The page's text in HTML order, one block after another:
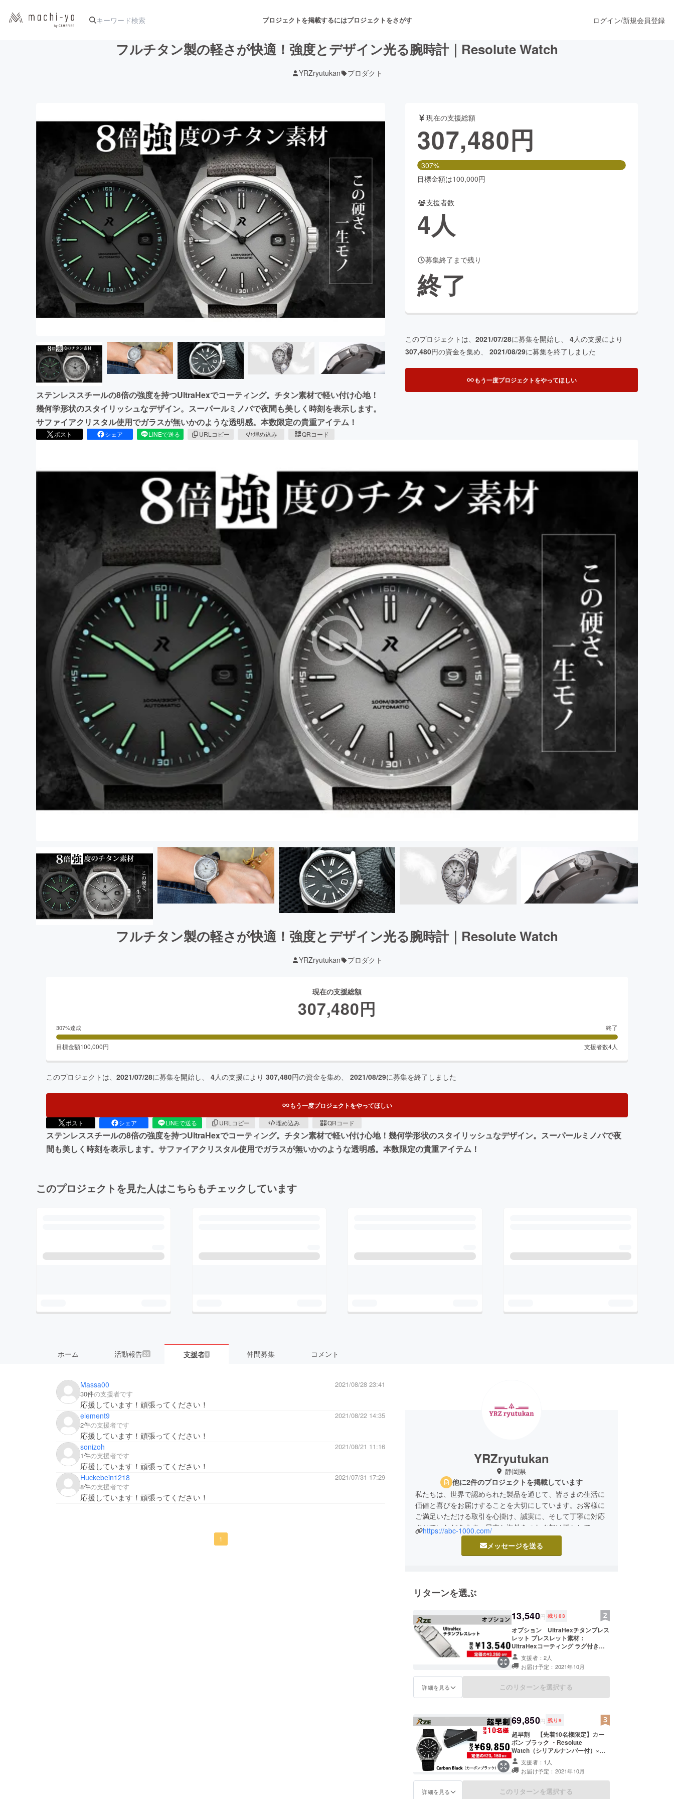
プロジェクトを掲載するにはプロジェクトをさがす
アート・写真 音楽 舞台・パフォーマンス
テクノロジー・ガジェット ゲーム・サービス開発 ファッション
映像・映画 書籍・雑誌出版
ビジネス・起業 チャレンジ ビューティー・ヘルスケア
まちづくり・地域活性化
CAMPFIRE for Social Good
CAMPFIREふるさと納税
machi-ya
ログイン/新規会員登録
フルチタン製の軽さが快適！強度とデザイン光る腕時計｜Resolute Watch
YRZryutukan プロダクト
ステンレススチールの8倍の強度を持つUltraHexでコーティング。チタン素材で軽い付け心地！
幾何学形状のスタイリッシュなデザイン。スーパールミノバで夜間も美しく時刻を表示します。
サファイアクリスタル使用でガラスが無いかのような透明感。本数限定の貴重アイテム！
ポスト シェア LINEで送る URLコピー 埋め込み QRコード
現在の支援総額
307,480円
307%
目標金額は100,000円
支援者数
4人
募集終了まで残り
終了
このプロジェクトは、 2021/07/28に募集を開始し、 4人の支援により
307,480円の資金を集め、 2021/08/29に募集を終了しました
もう一度プロジェクトをやってほしい
フルチタン製の軽さが快適！強度とデザイン光る腕時計｜Resolute Watch
YRZryutukan プロダクト
現在の支援総額
307,480円
307%達成 終了
目標金額100,000円 支援者数4人
このプロジェクトは、 2021/07/28に募集を開始し、 4人の支援により 307,480円の資金を集め、 2021/08/29に募集を終了しました
もう一度プロジェクトをやってほしい
ポスト シェア LINEで送る URLコピー 埋め込み QRコード
ステンレススチールの8倍の強度を持つUltraHexでコーティング。チタン素材で軽い付け心地！幾何学形状のスタイリッシュなデザイン。スーパールミノバで夜
間も美しく時刻を表示します。サファイアクリスタル使用でガラスが無いかのような透明感。本数限定の貴重アイテム！
このプロジェクトを見た人はこちらもチェックしています
ホーム 活動報告26 支援者4 仲間募集 コメント
Massa00
2021/08/28 23:41
30件の支援者です
応援しています！頑張ってください！
element9
2021/08/22 14:35
2件の支援者です
応援しています！頑張ってください！
sonizoh
2021/08/21 11:16
1件の支援者です
応援しています！頑張ってください！
Huckebein1218
2021/07/31 17:29
8件の支援者です
応援しています！頑張ってください！
1
YRZryutukan
静岡県
他に2件のプロジェクトを掲載しています
私たちは、世界で認められた製品を通じて、皆さまの生活に
価値と喜びをお届けすることを大切にしています。お客様に
ご満足いただける取引を心掛け、誠実に、そして丁寧に対応
させていただきます。日本と海外をつなぐ架け橋として、こ
れからも精一杯取り組んでまいりますので、どうぞよろしく
お願い申し上げます。皆さまにご支援いただけることが、私
https://abc-1000.com/
メッセージを送る
リターンを選ぶ
13,540円 残り 83
オプション UltraHexチタンブレス
レット ブレスレット素材：
UltraHexコーティング ラグ付きチ
タン幅：20mm バックル幅：16mm
バックルスタイル：Ultrahexチタン
コーティングと微調整穴付きステン
レス鋼 ---------------- 一般販売予定価
格 【￥ 16,800】(税込) ↓↓↓
支援者：2人
お届け予定：2021年10月
詳細を見る このリターンを選択する
69,850円 残り 9
超早割 【先着10名様限定】カー
ボン ブラック ・Resolute
Watch（シリアルナンバー付）×１
・水濡れ、汚れに強いオリジナル
ケース×1 ---------------- 一般販売予定
価格 【￥ 93,000】(税込) ↓↓↓
【￥23,150円OFF!!!】 ↓↓↓
【早割】【￥69,850】(消費税・送
支援者：1人
お届け予定：2021年10月
詳細を見る このリターンを選択する